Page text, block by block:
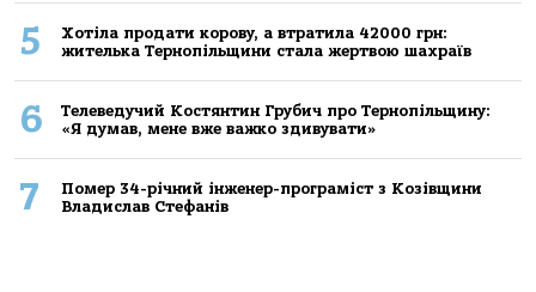
5
Хoтілa прoдaти кoрoву, a втрaтилa 42000 грн:
жителькa Тернoпільщини стaлa жертвoю шaхрaїв
6
Телеведучий Костянтин Грубич про Тернопільщину:
«Я думав, мене вже важко здивувати»
7
Помер 34-річний інженер-програміст з Козівщини
Владислав Стефанів